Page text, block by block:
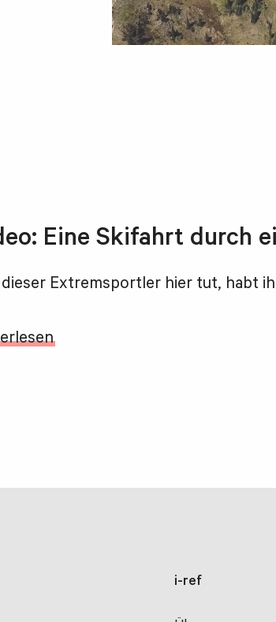
Eine Skifahrt durch
dieser Extremsportler hier tut, habt
i-ref